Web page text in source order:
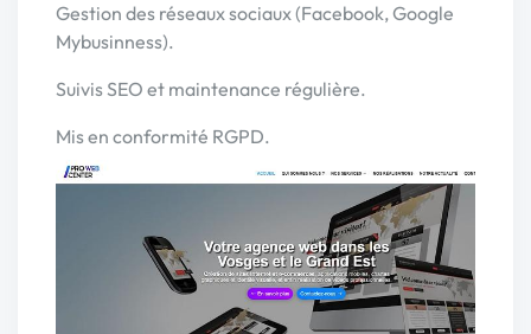
Gestion des réseaux sociaux (Facebook, Google
Mybusinness).
Suivis SEO et maintenance régulière.
Mis en conformité RGPD.